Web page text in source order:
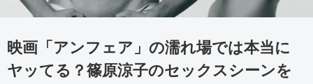
映画「アンフェア」の濡れ場では本当に
ヤッてる？篠原涼子のセックスシーンを